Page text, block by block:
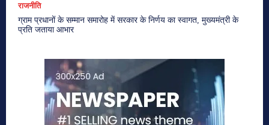
राजनीति
ग्राम प्रधानों के सम्मान समारोह में सरकार के निर्णय का स्वागत, मुख्यमंत्री के
प्रति जताया आभार